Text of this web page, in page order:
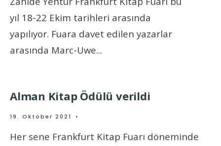
yıl 18-22 Ekim tarihleri arasında
yapılıyor. Fuara davet edilen yazarlar
arasında Marc-Uwe...
Alman Kitap Ödülü verildi
19. Oktober 2021 •
Her sene Frankfurt Kitap Fuarı döneminde